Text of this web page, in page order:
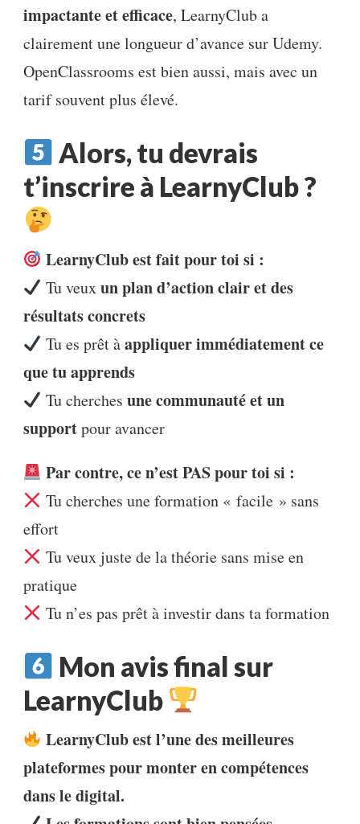
impactante et efficace, LearnyClub a
clairement une longueur d’avance sur Udemy.
OpenClassrooms est bien aussi, mais avec un
tarif souvent plus élevé.
Alors, tu devrais
t’inscrire à LearnyClub ?
LearnyClub est fait pour toi si :
Tu veuxun plan d’action clair et des
résultats concrets
Tu es prêt àappliquer immédiatement ce
que tu apprends
Tu cherches une communauté et un
supportpour avancer
Par contre, ce n’est PAS pour toi si :
Tu cherches une formation « facile » sans
effort
Tu veux juste de la théorie sans mise en
pratique
Tu n’es pas prêt à investir dans ta formation
Mon avis final sur
LearnyClub
LearnyClub est l’une des meilleures
plateformes pour monter en compétences
dans le digital.